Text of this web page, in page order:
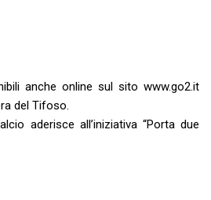
anche online sul sito www.go2.it
del Tifoso.
aderisce all’iniziativa “Porta due